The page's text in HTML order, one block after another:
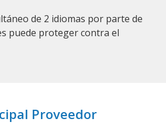
de 2 idiomas por parte de
puede proteger contra el
Proveedor